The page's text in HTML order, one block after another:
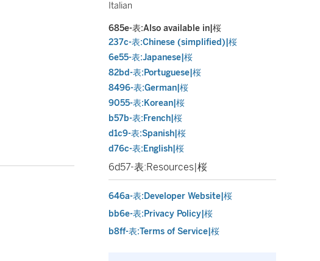
Italian
685e-表:Also available in|桜
237c-表:Chinese (simplified)|桜
6e55-表:Japanese|桜
82bd-表:Portuguese|桜
8496-表:German|桜
9055-表:Korean|桜
b57b-表:French|桜
d1c9-表:Spanish|桜
d76c-表:English|桜
6d57-表:Resources|桜
646a-表:Developer Website|桜
bb6e-表:Privacy Policy|桜
b8ff-表:Terms of Service|桜